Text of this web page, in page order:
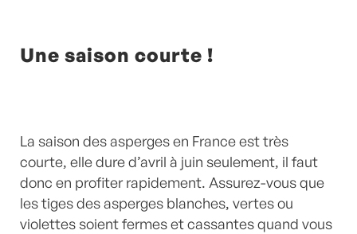
Une saison courte !
La saison des asperges en France est très
courte, elle dure d’avril à juin seulement, il faut
donc en profiter rapidement. Assurez-vous que
les tiges des asperges blanches, vertes ou
violettes soient fermes et cassantes quand vous